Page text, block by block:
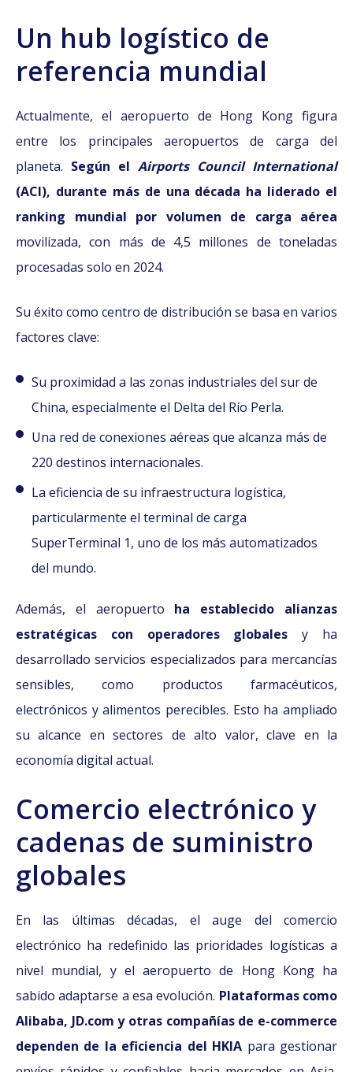
Un hub logístico de
referencia mundial
Actualmente, el aeropuerto de Hong Kong figura
entre los principales aeropuertos de carga del
planeta. Según el Airports Council International
(ACI), durante más de una década ha liderado el
ranking mundial por volumen de carga aérea
movilizada, con más de 4,5 millones de toneladas
procesadas solo en 2024.
Su éxito como centro de distribución se basa en varios
factores clave:
Su proximidad a las zonas industriales del sur de
China, especialmente el Delta del Río Perla.
Una red de conexiones aéreas que alcanza más de
220 destinos internacionales.
La eficiencia de su infraestructura logística,
particularmente el terminal de carga
SuperTerminal 1, uno de los más automatizados
del mundo.
Además, el aeropuerto ha establecido alianzas
estratégicas con operadores globales y ha
desarrollado servicios especializados para mercancías
sensibles, como productos farmacéuticos,
electrónicos y alimentos perecibles. Esto ha ampliado
su alcance en sectores de alto valor, clave en la
economía digital actual.
Comercio electrónico y
cadenas de suministro
globales
En las últimas décadas, el auge del comercio
electrónico ha redefinido las prioridades logísticas a
nivel mundial, y el aeropuerto de Hong Kong ha
sabido adaptarse a esa evolución. Plataformas como
Alibaba, JD.com y otras compañías de e-commerce
dependen de la eficiencia del HKIA para gestionar